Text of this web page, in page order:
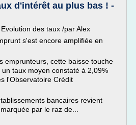
d'intérêt au plus bas ! -
des taux /par Alex
s'est encore amplifiée en
emprunteurs, cette baisse touche
taux moyen constaté à 2,09%
l'Observatoire Crédit
bancaires revient
par le raz de...